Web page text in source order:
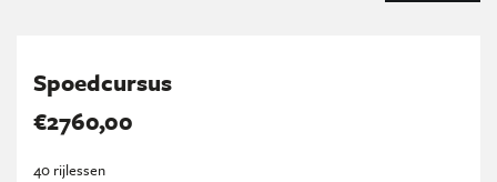
Spoedcursus
€2760,00
40 rijlessen